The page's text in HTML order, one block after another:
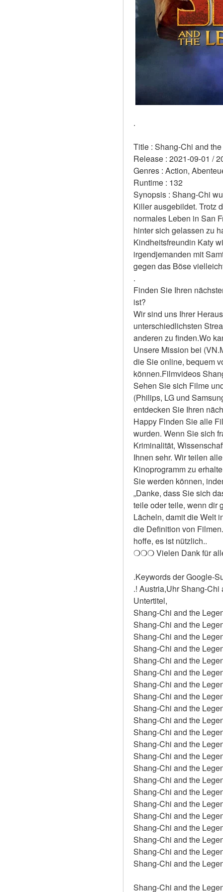
.
Title : Shang-Chi and
Release : 2021-09-01 /
Genres : Action,
Runtime : 132
Synopsis : Shang-Chi
Killer ausgebildet. Trotz
normales Leben in San
hinter sich gelassen zu
Kindheitsfreundin Katy
irgendjemanden mit
gegen das Böse
.
Finden Sie Ihren
ist?
Wir sind uns Ihrer
unterschiedlichsten
anderen zu finden.Wo
Unsere Mission bei
die Sie online, bequem
können.Filmvideos
Sehen Sie sich Filme
(Philips, LG und
entdecken Sie Ihren
Happy Finden Sie alle
wurden. Wenn Sie sich
Kriminalität,
Ihnen sehr. Wir teilen
Kinoprogramm zu
Sie werden können,
„Danke, dass Sie sich
teile oder teile, wenn dir
Lächeln, damit die Welt
die Definition von
hoffe, es ist nützlich..
❍❍❍ Vielen Dank für
.Keywords der Google-
.! Austria,Uhr Shang-
Untertitel,
Shang-Chi and the
Shang-Chi and the
Shang-Chi and the
Shang-Chi and the
Shang-Chi and the
Shang-Chi and the
Shang-Chi and the
Shang-Chi and the
Shang-Chi and the
Shang-Chi and the
Shang-Chi and the
Shang-Chi and the
Shang-Chi and the
Shang-Chi and the
Shang-Chi and the
Shang-Chi and the
Shang-Chi and the
Shang-Chi and the
Shang-Chi and the
Shang-Chi and the
Shang-Chi and the
Shang-Chi and the
Shang-Chi and the